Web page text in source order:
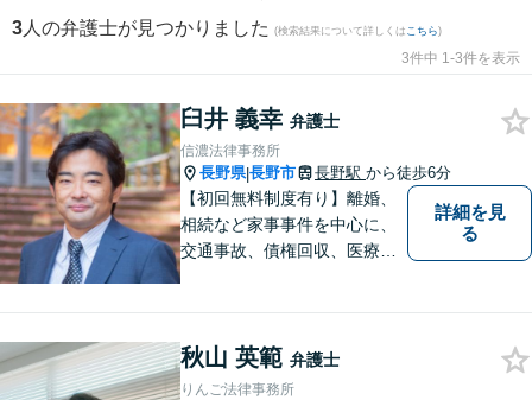
3 人の弁護士が見つかりました (検索結果について詳しくは こちら)
3件中 1-3件を表示
臼井 義幸 弁護士
信濃法律事務所
長野県|長野市 長野駅 から徒歩6分
【初回無料制度有り】離婚、
相続など家事事件を中心に、
交通事故、債権回収、医療過
詳細を見
る
秋山 英範 弁護士
りんご法律事務所